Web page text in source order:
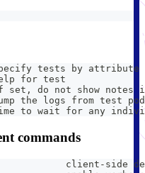
tests by
for test
set, do not show notes
the logs from test
to wait for any
commands
client-side